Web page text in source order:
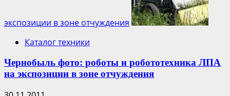
экспозиции в зоне отчуждения
Каталог техники
Чернобыль фото: роботы и робототехника ЛПА
на экспозиции в зоне отчуждения